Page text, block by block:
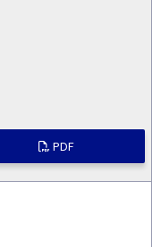
PDF